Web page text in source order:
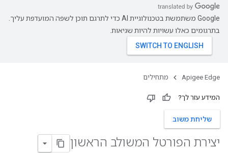
‫Google משתמשת בטכנולוגיית AI כדי לתרגם תוכן לשפה המועדפת עליך.
בתרגומים כאלו עשויות להיות שגיאות.
Apigee Edge מתחילים
המידע עזר לך?
שליחת משוב
יצירת הפורטל המשולב הראשון